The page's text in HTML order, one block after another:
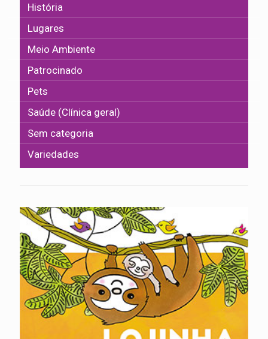
História
Lugares
Meio Ambiente
Patrocinado
Pets
Saúde (Clínica geral)
Sem categoria
Variedades